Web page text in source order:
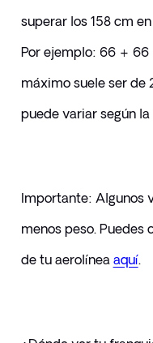
superar los 158 cm
Por ejemplo: 66 + 66
máximo suele ser de
puede variar según la
Importante: Algunos
menos peso.
de tu aerolínea aquí.